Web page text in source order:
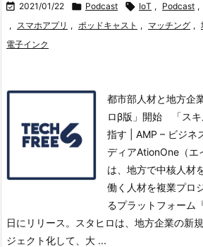
 2021/01/22  Podcast  IoT , Podcast ,
, スマホアプリ , ポッドキャスト , マッチング ,
電子インク
都市部人材と地方企
ロβ版」開始 「スキ
指す | AMP – ビジネ
ディアAtionOne（エ
は、地方で中核人材
働く人材を複業プロ
るプラットフォーム
日にリリース。
スタヒロは、地方企業の新
ジェクト化して、大 ...